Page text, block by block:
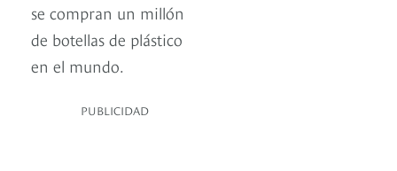
se compran un millón
de botellas de plástico
en el mundo.
PUBLICIDAD